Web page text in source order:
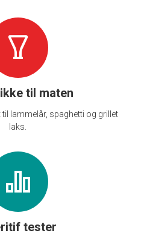
til maten
lammelår, spaghetti og grillet
laks.
tester